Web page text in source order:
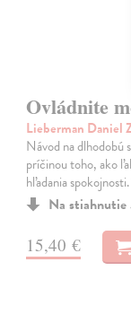
Ovládnite
Lieberman Daniel
Návod na dlhodobú
príčinou toho, ako
hľadania
Na stiahnutie
15,40 €